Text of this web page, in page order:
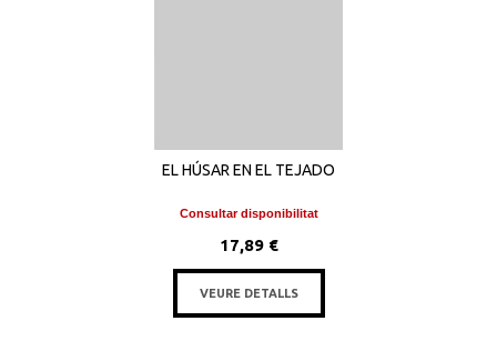
EL HÚSAR EN EL TEJADO
Consultar disponibilitat
17,89 €
VEURE DETALLS